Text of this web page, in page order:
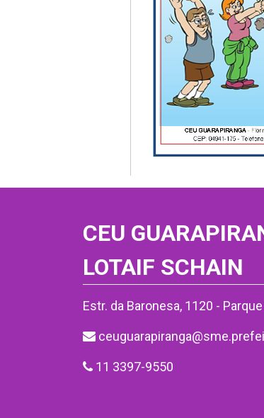
CEU
LOTAIF SCHAIN
Estr. da Baronesa, 1120 -
11 3397-9550